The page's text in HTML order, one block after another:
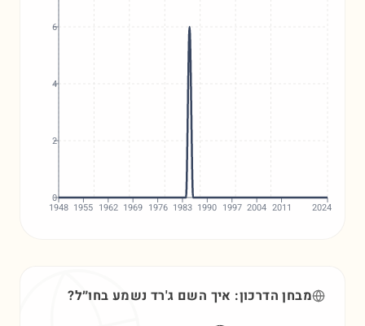
1948 1955 1962 1969 1976 1983 1990 1997 2004 2011 2024
0
2
4
6
מבחן הדרכון: איך השם ג'רד נשמע בחו״ל?